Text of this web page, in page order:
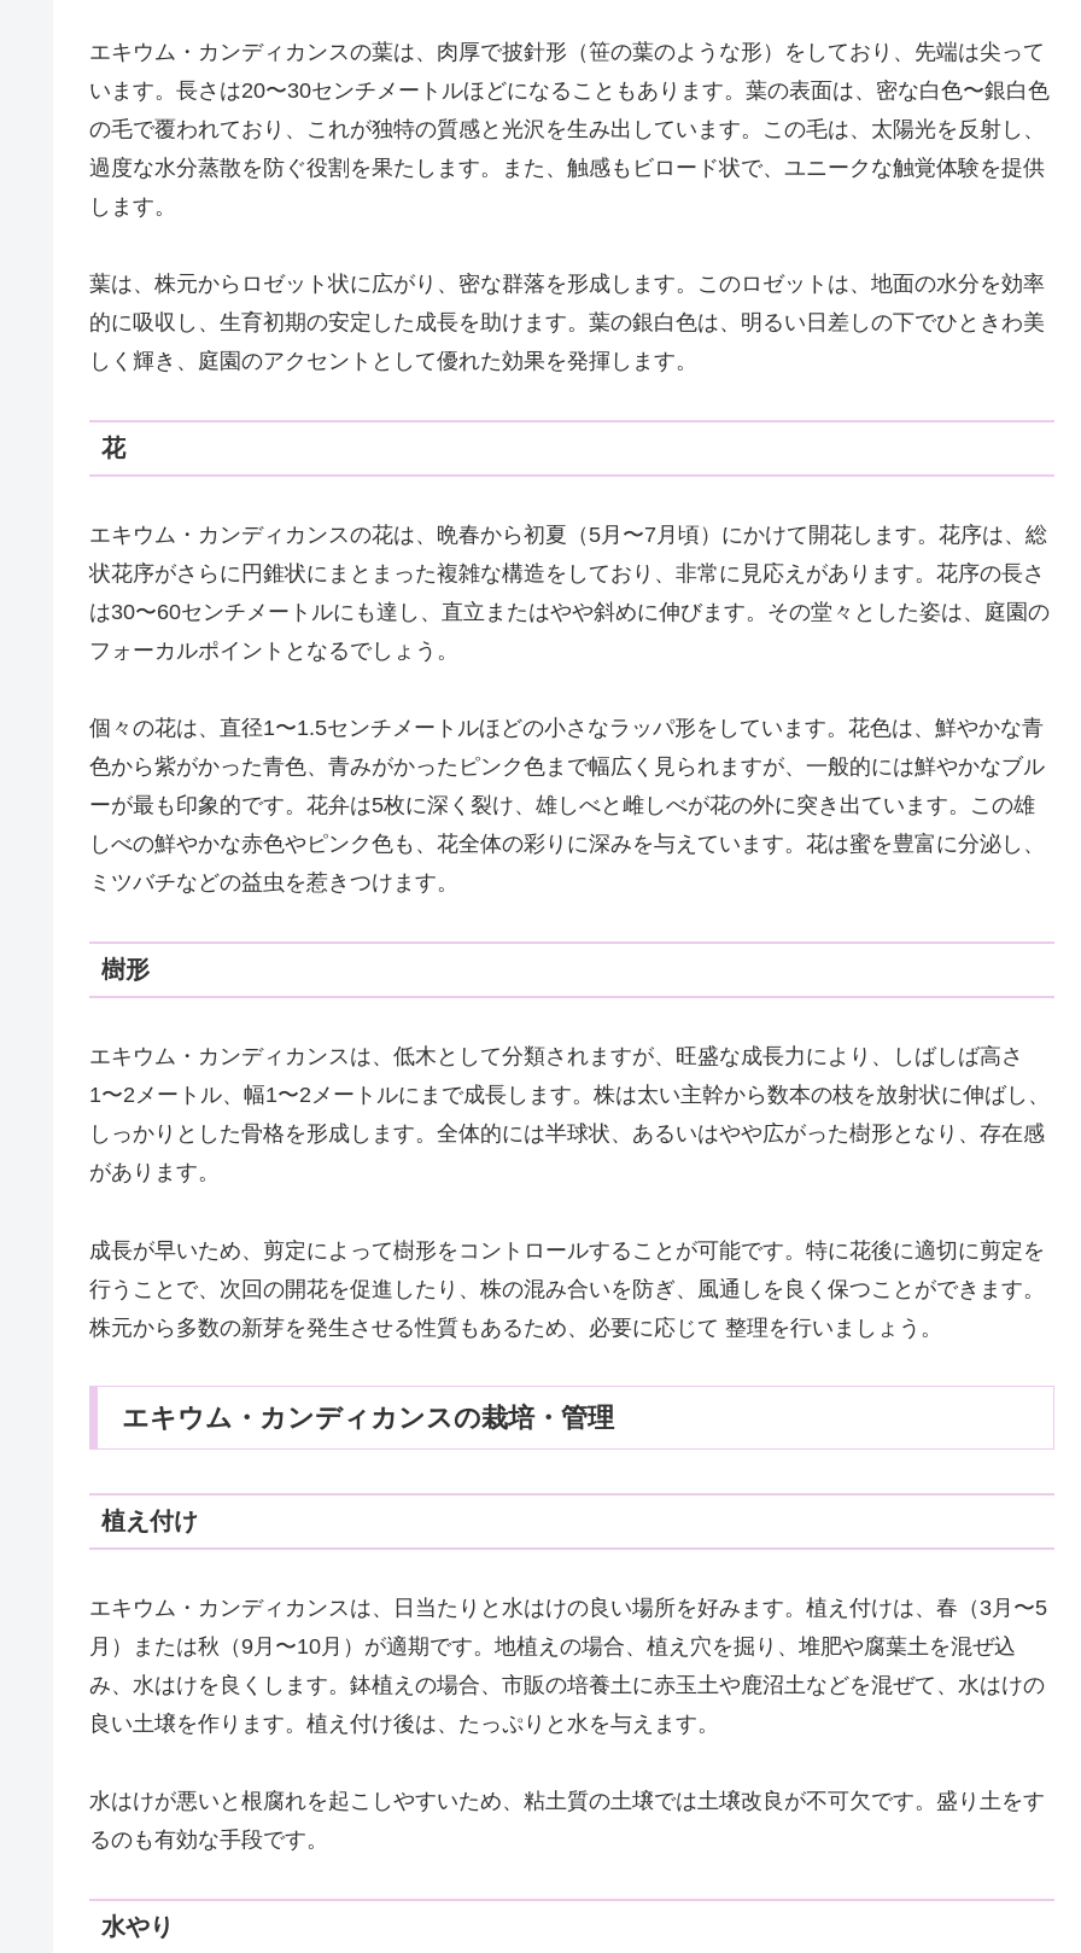
エキウム・カンディカンスの葉は、肉厚で披針形（笹の葉のような形）をしており、先端は尖って
います。長さは20〜30センチメートルほどになることもあります。葉の表面は、密な白色〜銀白色
の毛で覆われており、これが独特の質感と光沢を生み出しています。この毛は、太陽光を反射し、
過度な水分蒸散を防ぐ役割を果たします。また、触感もビロード状で、ユニークな触覚体験を提供
します。
葉は、株元からロゼット状に広がり、密な群落を形成します。このロゼットは、地面の水分を効率
的に吸収し、生育初期の安定した成長を助けます。葉の銀白色は、明るい日差しの下でひときわ美
しく輝き、庭園のアクセントとして優れた効果を発揮します。
花
エキウム・カンディカンスの花は、晩春から初夏（5月〜7月頃）にかけて開花します。花序は、総
状花序がさらに円錐状にまとまった複雑な構造をしており、非常に見応えがあります。花序の長さ
は30〜60センチメートルにも達し、直立またはやや斜めに伸びます。その堂々とした姿は、庭園の
フォーカルポイントとなるでしょう。
個々の花は、直径1〜1.5センチメートルほどの小さなラッパ形をしています。花色は、鮮やかな青
色から紫がかった青色、青みがかったピンク色まで幅広く見られますが、一般的には鮮やかなブル
ーが最も印象的です。花弁は5枚に深く裂け、雄しべと雌しべが花の外に突き出ています。この雄
しべの鮮やかな赤色やピンク色も、花全体の彩りに深みを与えています。花は蜜を豊富に分泌し、
ミツバチなどの益虫を惹きつけます。
樹形
エキウム・カンディカンスは、低木として分類されますが、旺盛な成長力により、しばしば高さ
1〜2メートル、幅1〜2メートルにまで成長します。株は太い主幹から数本の枝を放射状に伸ばし、
しっかりとした骨格を形成します。全体的には半球状、あるいはやや広がった樹形となり、存在感
があります。
成長が早いため、剪定によって樹形をコントロールすることが可能です。特に花後に適切に剪定を
行うことで、次回の開花を促進したり、株の混み合いを防ぎ、風通しを良く保つことができます。
株元から多数の新芽を発生させる性質もあるため、必要に応じて 整理を行いましょう。
エキウム・カンディカンスの栽培・管理
植え付け
エキウム・カンディカンスは、日当たりと水はけの良い場所を好みます。植え付けは、春（3月〜5
月）または秋（9月〜10月）が適期です。地植えの場合、植え穴を掘り、堆肥や腐葉土を混ぜ込
み、水はけを良くします。鉢植えの場合、市販の培養土に赤玉土や鹿沼土などを混ぜて、水はけの
良い土壌を作ります。植え付け後は、たっぷりと水を与えます。
水はけが悪いと根腐れを起こしやすいため、粘土質の土壌では土壌改良が不可欠です。盛り土をす
るのも有効な手段です。
水やり